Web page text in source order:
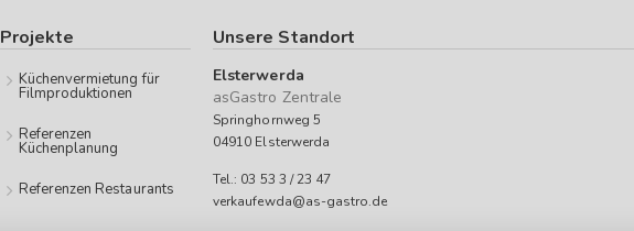
Projekte
Küchenvermietung für
Filmproduktionen
Referenzen
Küchenplanung
Referenzen Restaurants
Unsere Standort
Elsterwerda
asGastro Zentrale
Springhornweg 5
04910 Elsterwerda
Tel.: 03 53 3 / 23 47
verkaufewda@as-gastro.de